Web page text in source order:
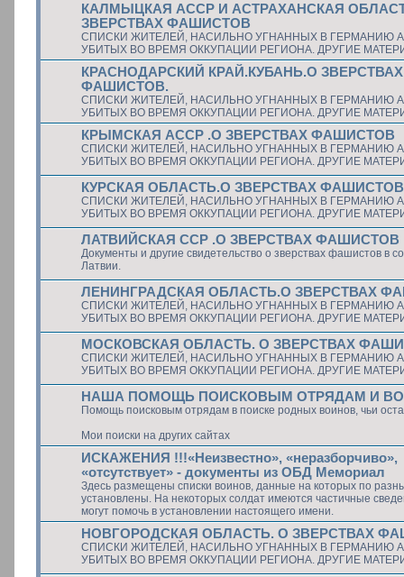
КАЛМЫЦКАЯ АССР И АСТРАХАНСКАЯ
ЗВЕРСТВАХ ФАШИСТОВ
СПИСКИ ЖИТЕЛЕЙ, НАСИЛЬНО УГНАННЫХ В ГЕРМАНИЮ
УБИТЫХ ВО ВРЕМЯ ОККУПАЦИИ РЕГИОНА. ДРУГИЕ
КРАСНОДАРСКИЙ КРАЙ.КУБАНЬ.О ЗВЕРСТВАХ
ФАШИСТОВ.
СПИСКИ ЖИТЕЛЕЙ, НАСИЛЬНО УГНАННЫХ В ГЕРМАНИЮ
УБИТЫХ ВО ВРЕМЯ ОККУПАЦИИ РЕГИОНА. ДРУГИЕ
КРЫМСКАЯ АССР .О ЗВЕРСТВАХ ФАШИСТОВ
СПИСКИ ЖИТЕЛЕЙ, НАСИЛЬНО УГНАННЫХ В ГЕРМАНИЮ
УБИТЫХ ВО ВРЕМЯ ОККУПАЦИИ РЕГИОНА. ДРУГИЕ
КУРСКАЯ ОБЛАСТЬ.О ЗВЕРСТВАХ ФАШИСТОВ
СПИСКИ ЖИТЕЛЕЙ, НАСИЛЬНО УГНАННЫХ В ГЕРМАНИЮ
УБИТЫХ ВО ВРЕМЯ ОККУПАЦИИ РЕГИОНА. ДРУГИЕ
ЛАТВИЙСКАЯ ССР .О ЗВЕРСТВАХ ФАШИСТОВ
Документы и другие свидетельство о зверствах фашистов в
Латвии.
ЛЕНИНГРАДСКАЯ ОБЛАСТЬ.О ЗВЕРСТВАХ
СПИСКИ ЖИТЕЛЕЙ, НАСИЛЬНО УГНАННЫХ В ГЕРМАНИЮ
УБИТЫХ ВО ВРЕМЯ ОККУПАЦИИ РЕГИОНА. ДРУГИЕ
МОСКОВСКАЯ ОБЛАСТЬ. О ЗВЕРСТВАХ
СПИСКИ ЖИТЕЛЕЙ, НАСИЛЬНО УГНАННЫХ В ГЕРМАНИЮ
УБИТЫХ ВО ВРЕМЯ ОККУПАЦИИ РЕГИОНА. ДРУГИЕ
НАША ПОМОЩЬ ПОИСКОВЫМ ОТРЯДАМ И
Помощь поисковым отрядам в поиске родных воинов, чьи
Мои поиски на других сайтах
ИСКАЖЕНИЯ !!!«Неизвестно», «неразборчиво»,
«отсутствует» - документы из ОБД Мемориал
Здесь размещены списки воинов, данные на которых по
установлены. На некоторых солдат имеются частичные
могут помочь в установлении настоящего имени.
НОВГОРОДСКАЯ ОБЛАСТЬ. О ЗВЕРСТВАХ
СПИСКИ ЖИТЕЛЕЙ, НАСИЛЬНО УГНАННЫХ В ГЕРМАНИЮ
УБИТЫХ ВО ВРЕМЯ ОККУПАЦИИ РЕГИОНА. ДРУГИЕ